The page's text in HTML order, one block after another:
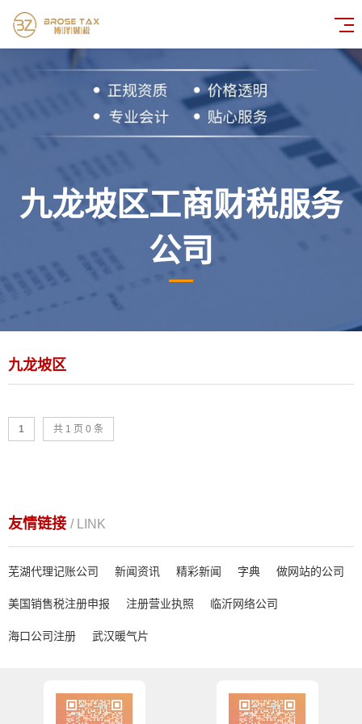
九龙坡区工商财税服务
公司
九龙坡区
1 共 1 页 0 条
友情链接 / LINK
芜湖代理记账公司 新闻资讯 精彩新闻 字典 做网站的公司
美国销售税注册申报 注册营业执照 临沂网络公司
海口公司注册 武汉暖气片